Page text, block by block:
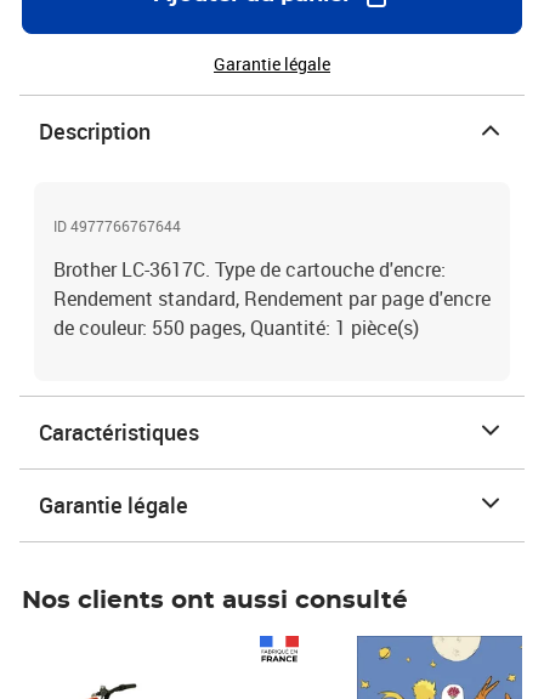
Garantie légale
Description
ID 4977766767644
Brother LC-3617C. Type de cartouche d'encre:
Rendement standard, Rendement par page d'encre
de couleur: 550 pages, Quantité: 1 pièce(s)
Caractéristiques
Garantie légale
Nos clients ont aussi consulté
Prix 7,50€